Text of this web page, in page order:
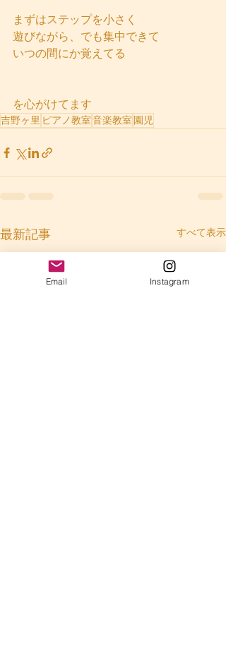
まずはステップを小さく
遊びながら、でも集中できて
いつの間にか覚えてる
を心がけてます
吉野ヶ里 ピアノ教室音楽教室 園児
最新記事 すべて表示
Email Instagram